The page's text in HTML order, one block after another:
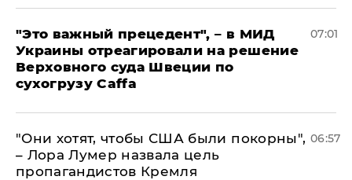
"Это важный прецедент", – в МИД
Украины отреагировали на решение
Верховного суда Швеции по
сухогрузу Caffa
07:01
"Они хотят, чтобы США были покорны",
– Лора Лумер назвала цель
пропагандистов Кремля
06:57